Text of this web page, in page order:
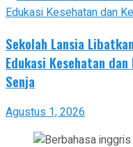
Sekolah Lansia
Edukasi Kesehatan
Senja
Agustus 1, 2026